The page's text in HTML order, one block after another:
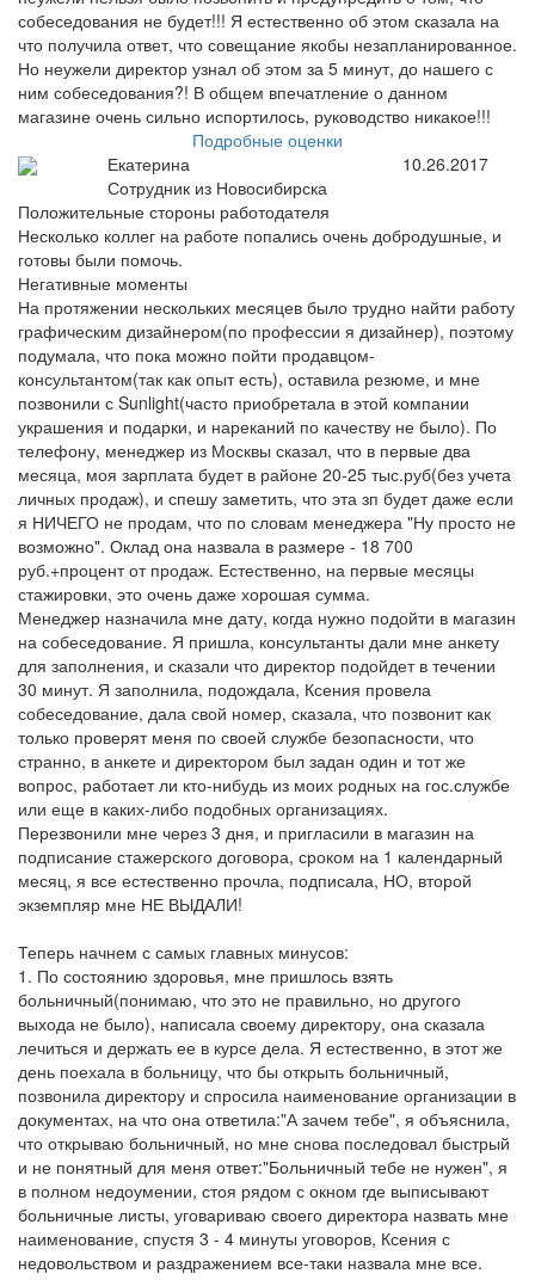
собеседования не будет!!! Я естественно об этом сказала на
что получила ответ, что совещание якобы незапланированное.
Но неужели директор узнал об этом за 5 минут, до нашего с
ним собеседования?! В общем впечатление о данном
магазине очень сильно испортилось, руководство никакое!!!
Подробные оценки
Екатерина
Сотрудник из Новосибирска
10.26.2017
Положительные стороны работодателя
Несколько коллег на работе попались очень добродушные, и
готовы были помочь.
Негативные моменты
На протяжении нескольких месяцев было трудно найти работу
графическим дизайнером(по профессии я дизайнер), поэтому
подумала, что пока можно пойти продавцом-
консультантом(так как опыт есть), оставила резюме, и мне
позвонили с Sunlight(часто приобретала в этой компании
украшения и подарки, и нареканий по качеству не было). По
телефону, менеджер из Москвы сказал, что в первые два
месяца, моя зарплата будет в районе 20-25 тыс.руб(без учета
личных продаж), и спешу заметить, что эта зп будет даже если
я НИЧЕГО не продам, что по словам менеджера "Ну просто не
возможно". Оклад она назвала в размере - 18 700
руб.+процент от продаж. Естественно, на первые месяцы
стажировки, это очень даже хорошая сумма.
Менеджер назначила мне дату, когда нужно подойти в магазин
на собеседование. Я пришла, консультанты дали мне анкету
для заполнения, и сказали что директор подойдет в течении
30 минут. Я заполнила, подождала, Ксения провела
собеседование, дала свой номер, сказала, что позвонит как
только проверят меня по своей службе безопасности, что
странно, в анкете и директором был задан один и тот же
вопрос, работает ли кто-нибудь из моих родных на гос.службе
или еще в каких-либо подобных организациях.
Перезвонили мне через 3 дня, и пригласили в магазин на
подписание стажерского договора, сроком на 1 календарный
месяц, я все естественно прочла, подписала, НО, второй
экземпляр мне НЕ ВЫДАЛИ!
Теперь начнем с самых главных минусов:
1. По состоянию здоровья, мне пришлось взять
больничный(понимаю, что это не правильно, но другого
выхода не было), написала своему директору, она сказала
лечиться и держать ее в курсе дела. Я естественно, в этот же
день поехала в больницу, что бы открыть больничный,
позвонила директору и спросила наименование организации в
документах, на что она ответила:"А зачем тебе", я объяснила,
что открываю больничный, но мне снова последовал быстрый
и не понятный для меня ответ:"Больничный тебе не нужен", я
в полном недоумении, стоя рядом с окном где выписывают
больничные листы, уговариваю своего директора назвать мне
наименование, спустя 3 - 4 минуты уговоров, Ксения с
недовольством и раздражением все-таки назвала мне все.